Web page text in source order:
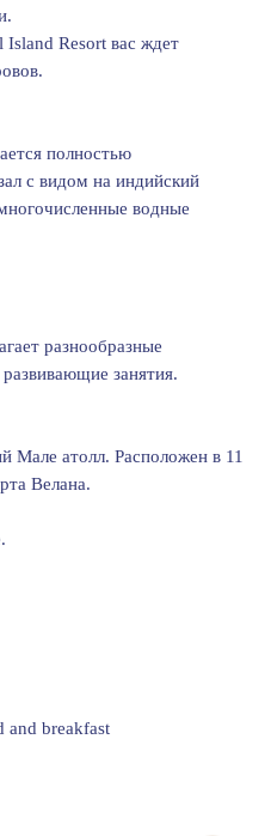
Resort вас ждет
полностью
с видом на индийский
водные
разнообразные
занятия.
атолл. Расположен в 11
Велана.
and breakfast